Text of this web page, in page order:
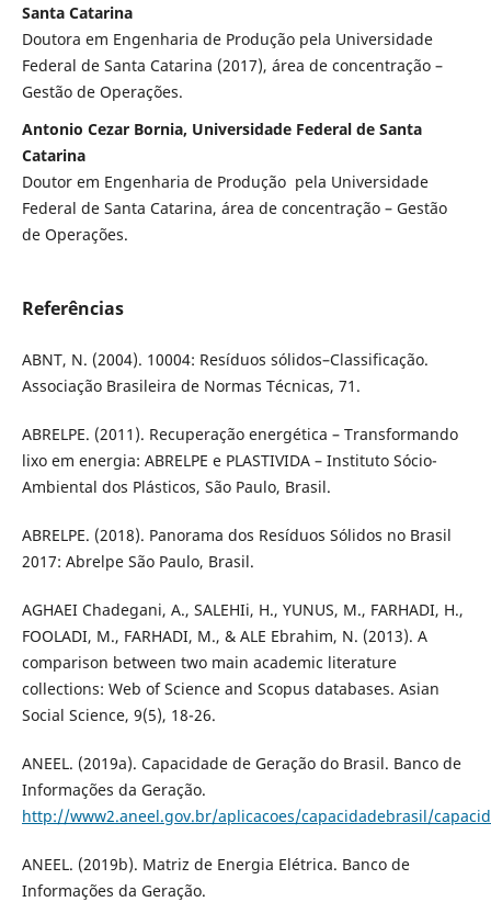
Santa Catarina
Doutora em Engenharia de Produção pela Universidade
Federal de Santa Catarina (2017), área de concentração –
Gestão de Operações.
Antonio Cezar Bornia, Universidade Federal de Santa
Catarina
Doutor em Engenharia de Produção pela Universidade
Federal de Santa Catarina, área de concentração – Gestão
de Operações.
Referências
ABNT, N. (2004). 10004: Resíduos sólidos–Classificação.
Associação Brasileira de Normas Técnicas, 71.
ABRELPE. (2011). Recuperação energética – Transformando
lixo em energia: ABRELPE e PLASTIVIDA – Instituto Sócio-
Ambiental dos Plásticos, São Paulo, Brasil.
ABRELPE. (2018). Panorama dos Resíduos Sólidos no Brasil
2017: Abrelpe São Paulo, Brasil.
AGHAEI Chadegani, A., SALEHIi, H., YUNUS, M., FARHADI, H.,
FOOLADI, M., FARHADI, M., & ALE Ebrahim, N. (2013). A
comparison between two main academic literature
collections: Web of Science and Scopus databases. Asian
Social Science, 9(5), 18-26.
ANEEL. (2019a). Capacidade de Geração do Brasil. Banco de
Informações da Geração.
http://www2.aneel.gov.br/aplicacoes/capacidadebrasil/
ANEEL. (2019b). Matriz de Energia Elétrica. Banco de
Informações da Geração.